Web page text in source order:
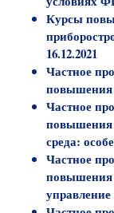
Курсы
16.12.2021
Частное
повышения
Частное
повышения
среда:
Частное
повышения
управление